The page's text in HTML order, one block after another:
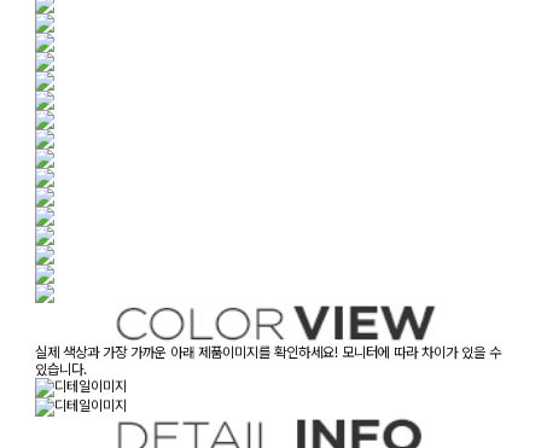
실제 색상과 가장 가까운 아래 제품이미지를 확인하세요! 모니터에 따라 차이가 있을 수
있습니다.